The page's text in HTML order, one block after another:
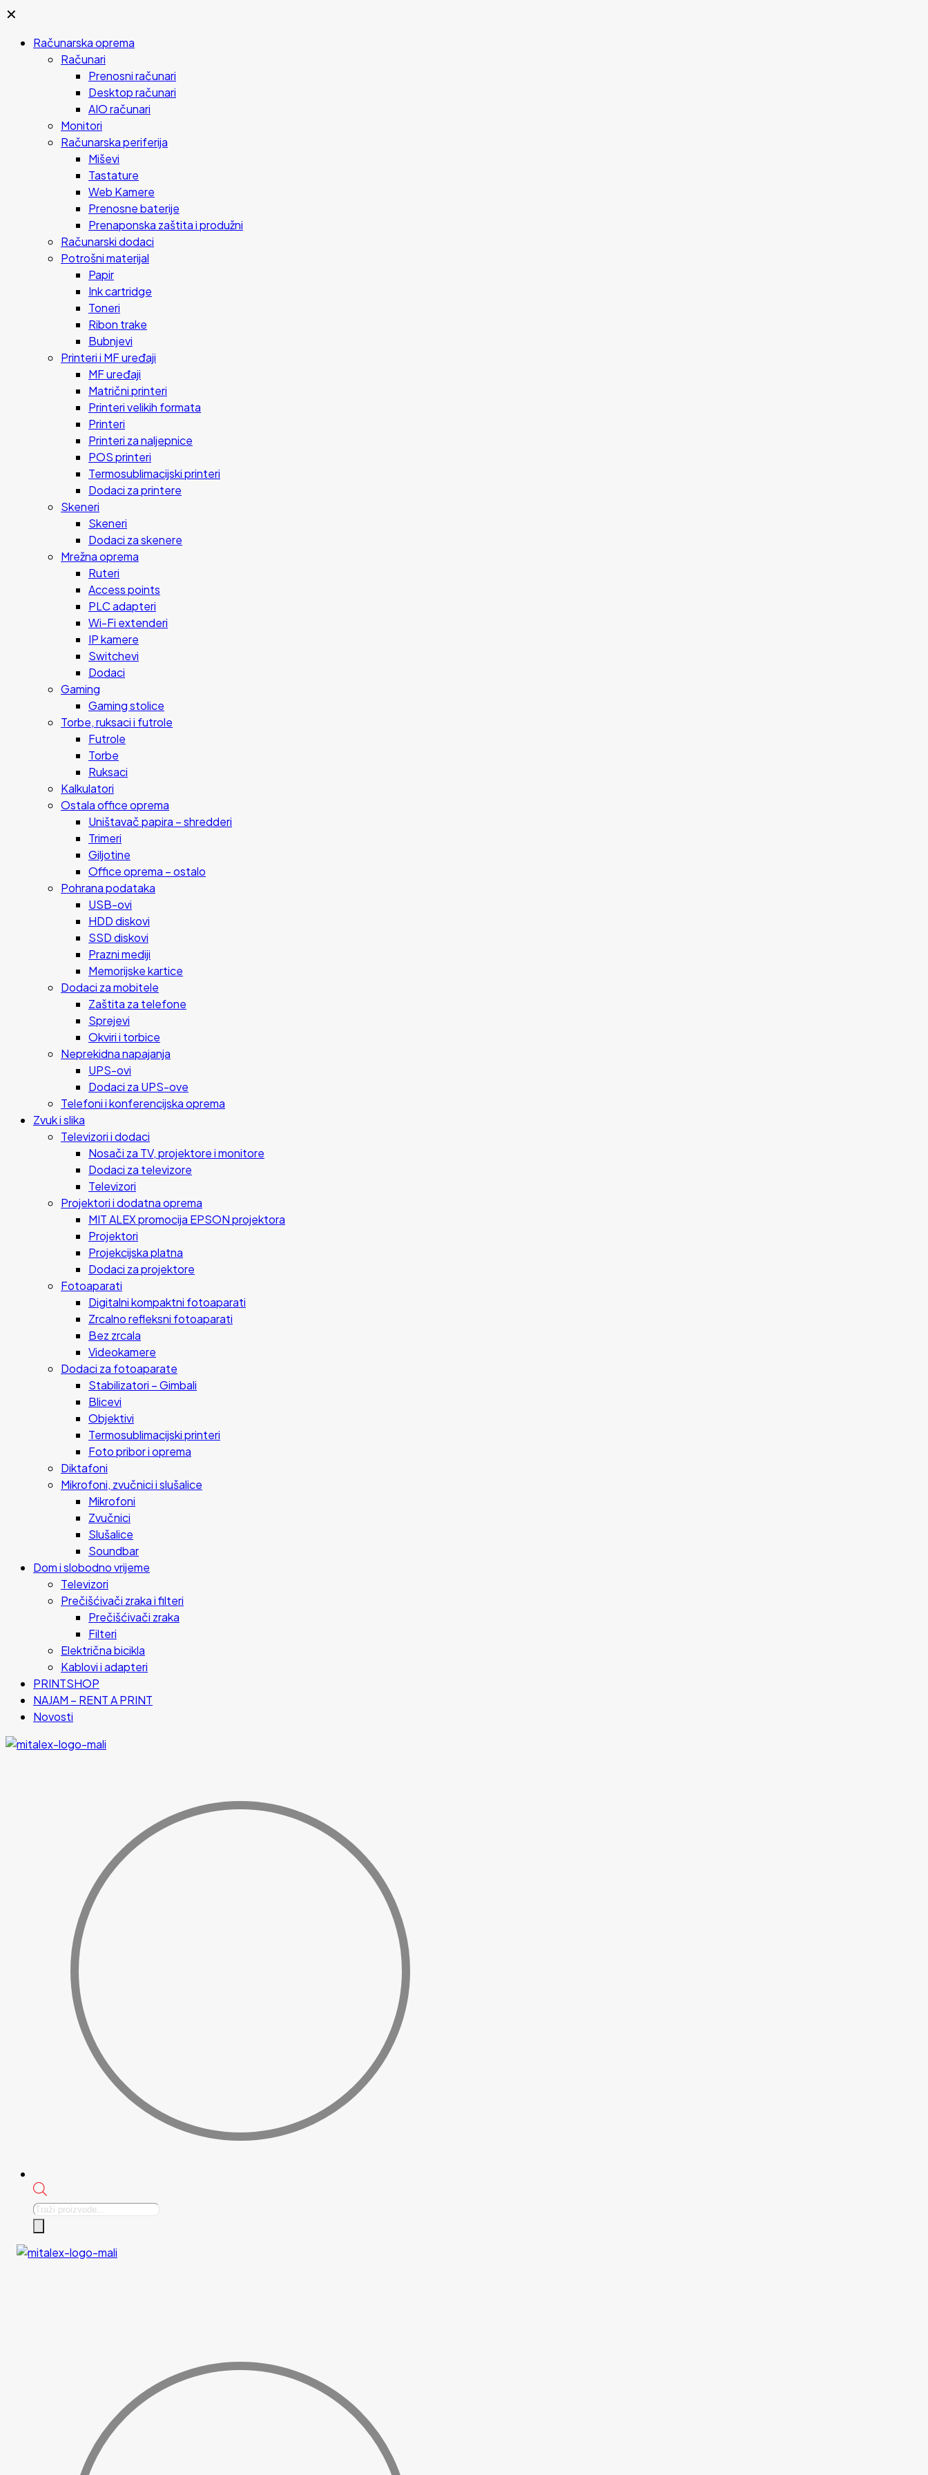
✕
Računarska oprema
Računari
Prenosni računari
Desktop računari
AIO računari
Monitori
Računarska periferija
Miševi
Tastature
Web Kamere
Prenosne baterije
Prenaponska zaštita i produžni
Računarski dodaci
Potrošni materijal
Papir
Ink cartridge
Toneri
Ribon trake
Bubnjevi
Printeri i MF uređaji
MF uređaji
Matrični printeri
Printeri velikih formata
Printeri
Printeri za naljepnice
POS printeri
Termosublimacijski printeri
Dodaci za printere
Skeneri
Skeneri
Dodaci za skenere
Mrežna oprema
Ruteri
Access points
PLC adapteri
Wi-Fi extenderi
IP kamere
Switchevi
Dodaci
Gaming
Gaming stolice
Torbe, ruksaci i futrole
Futrole
Torbe
Ruksaci
Kalkulatori
Ostala office oprema
Uništavač papira – shredderi
Trimeri
Giljotine
Office oprema – ostalo
Pohrana podataka
USB-ovi
HDD diskovi
SSD diskovi
Prazni mediji
Memorijske kartice
Dodaci za mobitele
Zaštita za telefone
Sprejevi
Okviri i torbice
Neprekidna napajanja
UPS-ovi
Dodaci za UPS-ove
Telefoni i konferencijska oprema
Zvuk i slika
Televizori i dodaci
Nosači za TV, projektore i monitore
Dodaci za televizore
Televizori
Projektori i dodatna oprema
MIT ALEX promocija EPSON projektora
Projektori
Projekcijska platna
Dodaci za projektore
Fotoaparati
Digitalni kompaktni fotoaparati
Zrcalno refleksni fotoaparati
Bez zrcala
Videokamere
Dodaci za fotoaparate
Stabilizatori – Gimbali
Blicevi
Objektivi
Termosublimacijski printeri
Foto pribor i oprema
Diktafoni
Mikrofoni, zvučnici i slušalice
Mikrofoni
Zvučnici
Slušalice
Soundbar
Dom i slobodno vrijeme
Televizori
Prečišćivači zraka i filteri
Prečišćivači zraka
Filteri
Električna bicikla
Kablovi i adapteri
PRINTSHOP
NAJAM – RENT A PRINT
Novosti
Products
search